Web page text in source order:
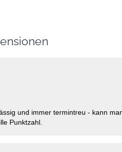
und immer termintreu - kann
Punktzahl.